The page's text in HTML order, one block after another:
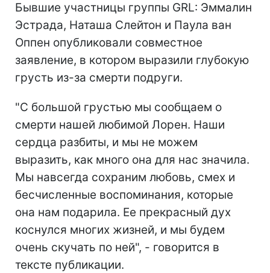
Бывшие участницы группы GRL: Эммалин
Эстрада, Наташа Слейтон и Паула ван
Оппен опубликовали совместное
заявление, в котором выразили глубокую
грусть из-за смерти подруги.
"С большой грустью мы сообщаем о
смерти нашей любимой Лорен. Наши
сердца разбиты, и мы не можем
выразить, как много она для нас значила.
Мы навсегда сохраним любовь, смех и
бесчисленные воспоминания, которые
она нам подарила. Ее прекрасный дух
коснулся многих жизней, и мы будем
очень скучать по ней", - говорится в
тексте публикации.